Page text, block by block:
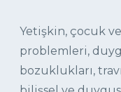
Yetişkin, çocuk
problemleri,
bozuklukları,